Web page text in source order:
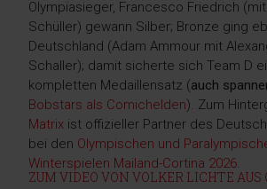
Olympiasieger, Francesco Friedrich
Schüller) gewann Silber; Bronze ging
Deutschland (Adam Ammour mit
Schaller); damit sicherte sich Team D
kompletten Medaillensatz (auch
Bobstars als Comichelden). Zum
Matrix ist offizieller Partner des
bei den Olympischen und
Winterspielen Mailand-Cortina 2026.
ZUM VIDEO VON VOLKER LICHTE AUS